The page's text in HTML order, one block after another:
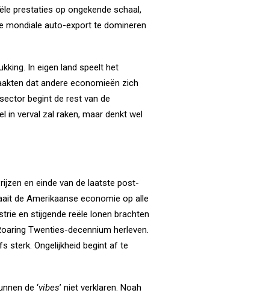
prestaties op ongekende schaal,
mondiale auto-export te domineren
In eigen land speelt het
dat andere economieën zich
begint de rest van de
in verval zal raken, maar denkt wel
en einde van de laatste post-
de Amerikaanse economie op alle
en stijgende reële lonen brachten
Twenties-decennium herleven.
sterk. Ongelijkheid begint af te
de ‘vibes’ niet verklaren. Noah